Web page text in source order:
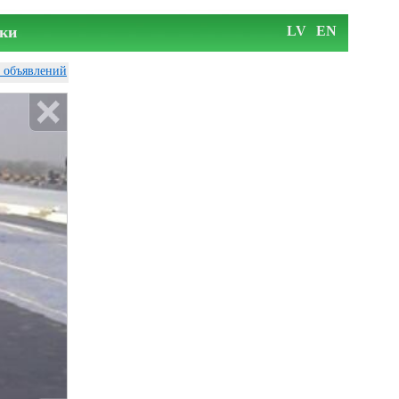
LV EN
объявлений